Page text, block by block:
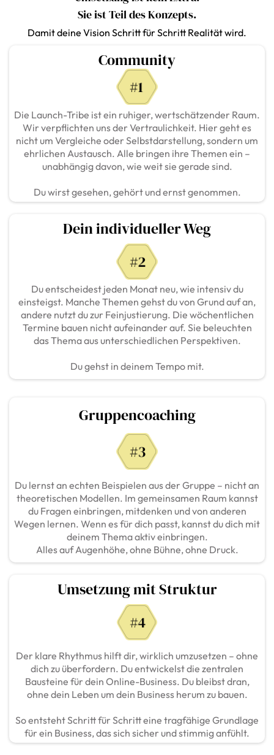
Sie ist Teil des Konzepts.
Damit deine Vision Schritt für Schritt Realität wird.
Community
Die Launch-Tribe ist ein ruhiger, wertschätzender Raum.
Wir verpflichten uns der Vertraulichkeit. Hier geht es
nicht um Vergleiche oder Selbstdarstellung, sondern um
ehrlichen Austausch. Alle bringen ihre Themen ein –
unabhängig davon, wie weit sie gerade sind.
Du wirst gesehen, gehört und ernst genommen.
Dein individueller Weg
Du entscheidest jeden Monat neu, wie intensiv du
einsteigst. Manche Themen gehst du von Grund auf an,
andere nutzt du zur Feinjustierung. Die wöchentlichen
Termine bauen nicht aufeinander auf. Sie beleuchten
das Thema aus unterschiedlichen Perspektiven.
Du gehst in deinem Tempo mit.
Gruppencoaching
Du lernst an echten Beispielen aus der Gruppe – nicht an
theoretischen Modellen. Im gemeinsamen Raum kannst
du Fragen einbringen, mitdenken und von anderen
Wegen lernen. Wenn es für dich passt, kannst du dich mit
deinem Thema aktiv einbringen.
Alles auf Augenhöhe, ohne Bühne, ohne Druck.
Umsetzung mit Struktur
Der klare Rhythmus hilft dir, wirklich umzusetzen – ohne
dich zu überfordern. Du entwickelst die zentralen
Bausteine für dein Online-Business. Du bleibst dran,
ohne dein Leben um dein Business herum zu bauen.
So entsteht Schritt für Schritt eine tragfähige Grundlage
für ein Business, das sich sicher und stimmig anfühlt.